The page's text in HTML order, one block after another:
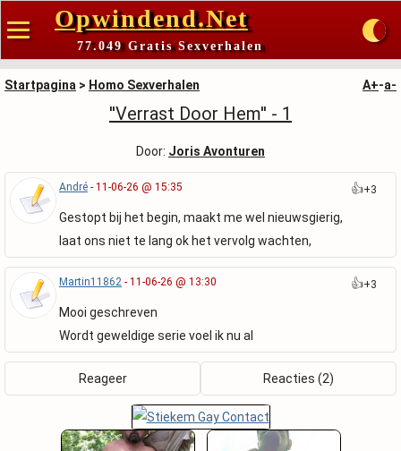
Opwindend.Net
77.049 Gratis Sexverhalen
Startpagina > Homo Sexverhalen A+-a-
''Verrast Door Hem'' - 1
Door: Joris Avonturen
André - 11-06-26 @ 15:35
Gestopt bij het begin, maakt me wel nieuwsgierig,
laat ons niet te lang ok het vervolg wachten,
👍+3
Martin11862 - 11-06-26 @ 13:30
Mooi geschreven
Wordt geweldige serie voel ik nu al
👍+3
Reageer Reacties (2)